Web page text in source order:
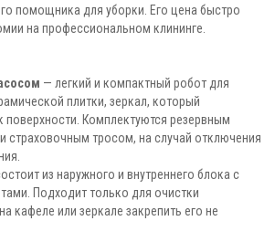
помощника для уборки. Его цена быстро
на профессиональном клининге.
— легкий и компактный робот для
плитки, зеркал, который
поверхности. Комплектуются резервным
страховочным тросом, на случай отключения
из наружного и внутреннего блока с
Подходит только для очистки
кафеле или зеркале закрепить его не